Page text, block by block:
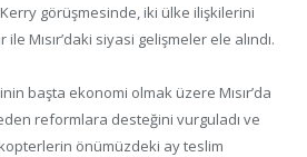
görüşmesinde, iki ülke ilişkilerini
Mısır’daki siyasi gelişmeler ele alındı.
başta ekonomi olmak üzere Mısır’da
reformlara desteğini vurguladı ve
önümüzdeki ay teslim